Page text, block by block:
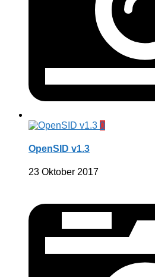
0
OpenSID v1.3
23 Oktober 2017